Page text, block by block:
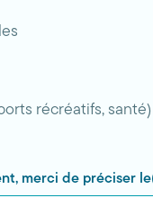
récréatifs, santé)
merci de préciser